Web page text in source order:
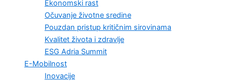
Ekonomski rast
Očuvanje životne sredine
Pouzdan pristup kritičnim sirovinama
Kvalitet života i zdravlje
ESG Adria Summit
E-Mobilnost
Inovacije